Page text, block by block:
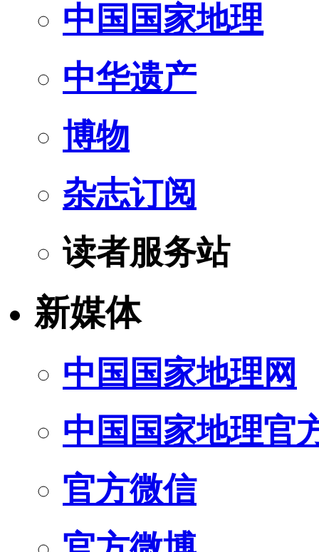
中国国家地理
中华遗产
博物
杂志订阅
读者服务站
新媒体
中国国家地理网
中国国家地理官
官方微信